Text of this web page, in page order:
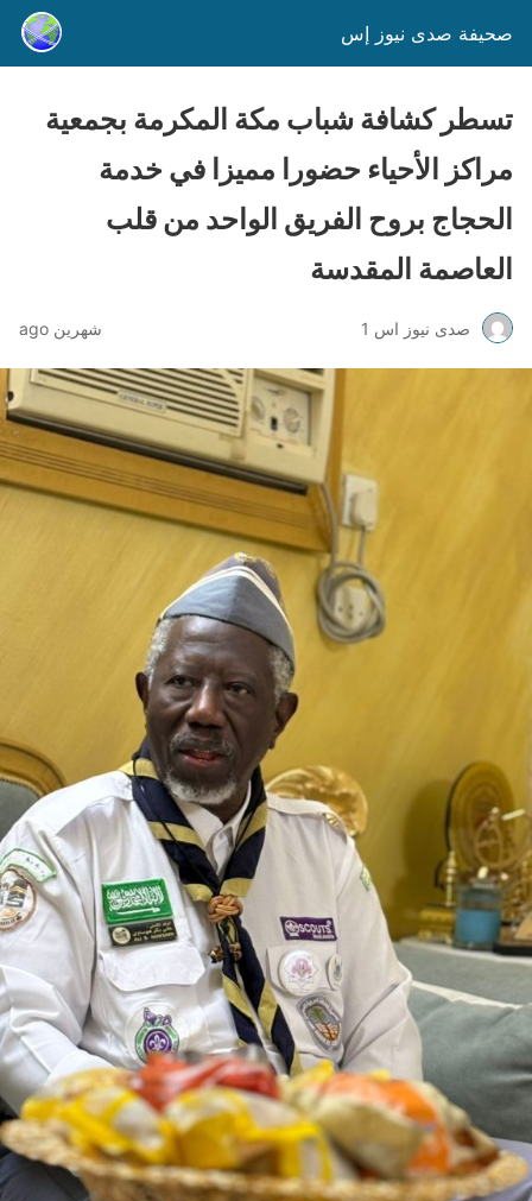
صحيفة صدى نيوز إس
تسطر كشافة شباب مكة المكرمة بجمعية
مراكز الأحياء حضورا مميزا في خدمة
الحجاج بروح الفريق الواحد من قلب
العاصمة المقدسة
صدى نيوز اس 1 شهرين ago